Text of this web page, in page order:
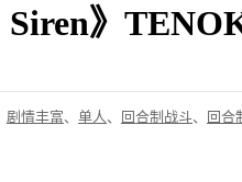
Siren》
剧情丰富、 单人 、 回合制战斗、 回合